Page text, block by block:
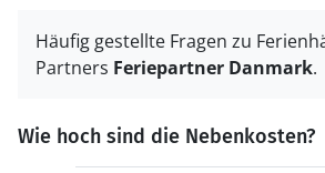
Häufig gestellte Fragen zu
Partners Feriepartner Danmark.
Wie hoch sind die Nebenkosten?